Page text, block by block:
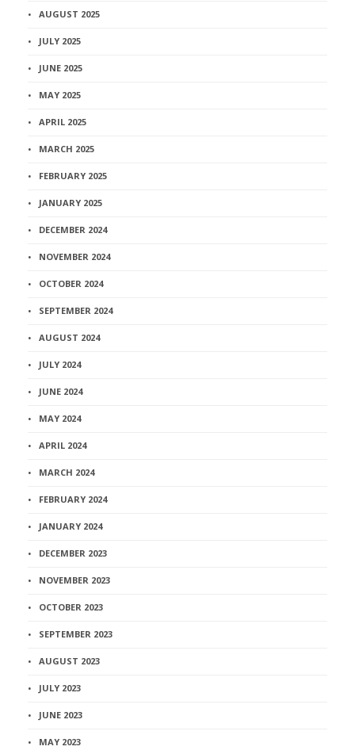
AUGUST 2025
JULY 2025
JUNE 2025
MAY 2025
APRIL 2025
MARCH 2025
FEBRUARY 2025
JANUARY 2025
DECEMBER 2024
NOVEMBER 2024
OCTOBER 2024
SEPTEMBER 2024
AUGUST 2024
JULY 2024
JUNE 2024
MAY 2024
APRIL 2024
MARCH 2024
FEBRUARY 2024
JANUARY 2024
DECEMBER 2023
NOVEMBER 2023
OCTOBER 2023
SEPTEMBER 2023
AUGUST 2023
JULY 2023
JUNE 2023
MAY 2023